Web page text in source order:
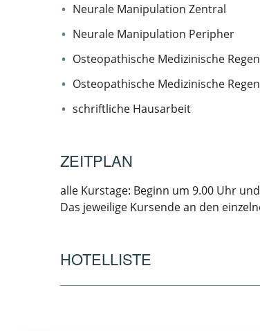
Neurale Manipulation Zentral
Neurale Manipulation Peripher
Osteopathische Medizinische
Osteopathische Medizinische
schriftliche Hausarbeit
ZEITPLAN
alle Kurstage: Beginn um 9.00 Uhr
Das jeweilige Kursende an den
HOTELLISTE